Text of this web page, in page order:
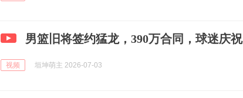
男篮旧将签约猛龙，390万合同，球迷庆祝
视频 垣坤萌主 2026-07-03